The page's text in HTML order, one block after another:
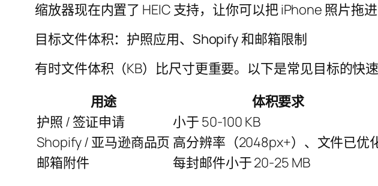
缩放器现在内置了 HEIC 支持，让你可以把 iPhone 照片拖
目标文件体积：护照应用、Shopify 和邮箱限制
有时文件体积（KB）比尺寸更重要。以下是常见目标的快速
用途
体积要求
护照 / 签证申请
小于 50-100 KB
Shopify / 亚马逊商品页 高分辨率（2048px+）、文件已优
邮箱附件
每封邮件小于 20-25 MB